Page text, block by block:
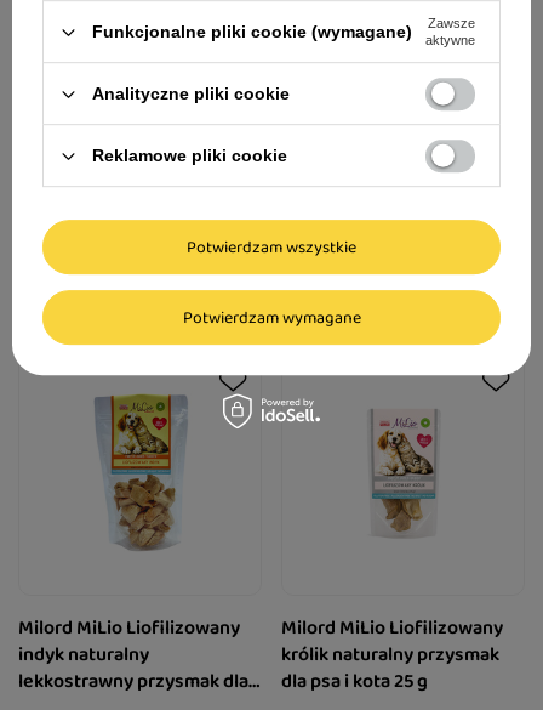
kurczak naturalny
lekkostrawny przysmak dla
psa i kota 40 g
22,99 zł
574,75 zł / kg
Milord MiLio Liofilizowany
lekkostrawny przysmak dla
psa i kota 25 g
15,99 zł
639,60 zł / kg
Milord MiLio Liofilizowany
indyk naturalny
lekkostrawny przysmak dla
Milord MiLio Liofilizowany
królik naturalny przysmak
dla psa i kota 25 g
Funkcjonalne pliki cookie (wymagane)
Zawsze
aktywne
Analityczne pliki cookie
Reklamowe pliki cookie
Potwierdzam wymagane
Potwierdzam wszystkie